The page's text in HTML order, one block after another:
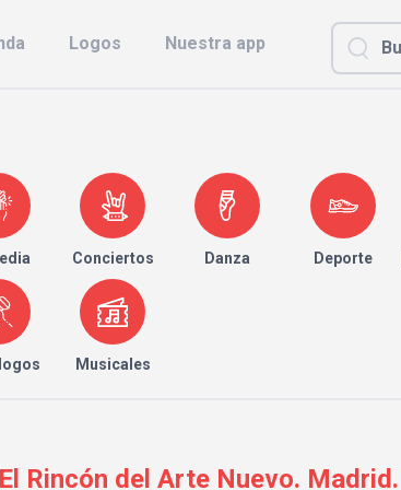
Logos Nuestra app
Conciertos Danza Deporte
Musicales
Rincón del Arte Nuevo.